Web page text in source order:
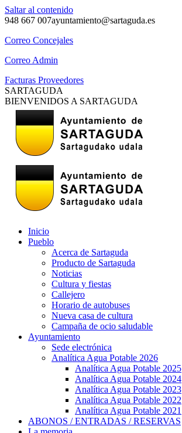
Saltar al contenido
948 667 007ayuntamiento@sartaguda.es
Correo Concejales
Correo Admin
Facturas Proveedores
SARTAGUDA
BIENVENIDOS A SARTAGUDA
Inicio
Pueblo
Acerca de Sartaguda
Producto de Sartaguda
Noticias
Cultura y fiestas
Callejero
Horario de autobuses
Nueva casa de cultura
Campaña de ocio saludable
Ayuntamiento
Sede electrónica
Analítica Agua Potable 2026
Analítica Agua Potable 2025
Analítica Agua Potable 2024
Analítica Agua Potable 2023
Analítica Agua Potable 2022
Analítica Agua Potable 2021
ABONOS / ENTRADAS / RESERVAS